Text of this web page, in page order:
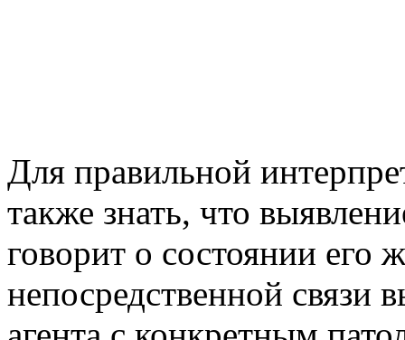
Для правильной
также знать, что
говорит о состоянии его
непосредственной связи